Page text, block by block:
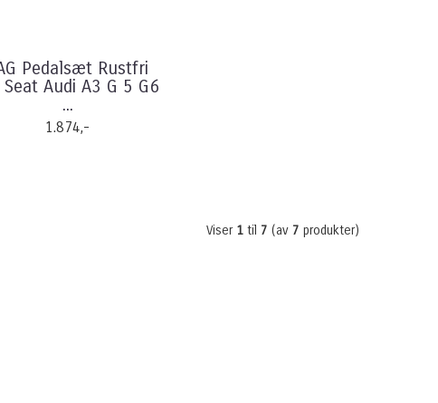
Pedalsæt Rustfri
Seat Audi A3 G 5 G6
...
1.874,-
Viser 1 til 7 (av 7 produkter)